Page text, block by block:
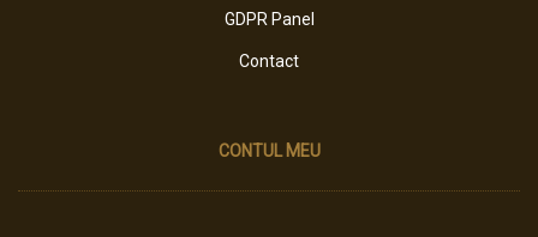
GDPR Panel
Contact
CONTUL MEU